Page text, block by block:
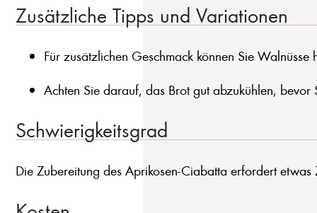
Zusätzliche Tipps und Variationen
Für zusätzlichen Geschmack können Sie Walnüsse
Achten Sie darauf, das Brot gut abzukühlen, bevor
Schwierigkeitsgrad
Die Zubereitung des Aprikosen-Ciabatta erfordert